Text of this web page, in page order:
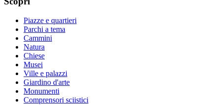
Piazze e quartieri
Parchi a tema
Cammini
Natura
Chiese
Musei
Ville e palazzi
Giardino d'arte
Monumenti
Comprensori sciistici